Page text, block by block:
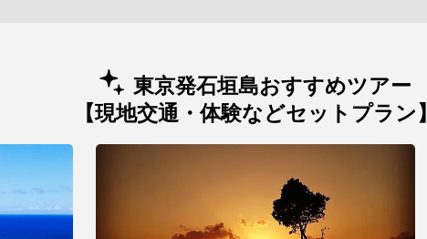
東京発石垣島おすすめツアー
【現地交通・体験などセットプラン】